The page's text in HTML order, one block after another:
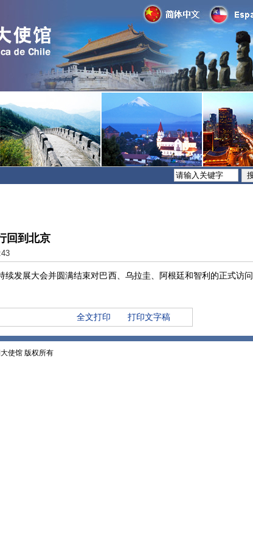
回到北京
发展大会并圆满结束对巴西、乌拉圭、阿根廷和智利的正式访问
全文打印 打印文字稿
使馆 版权所有